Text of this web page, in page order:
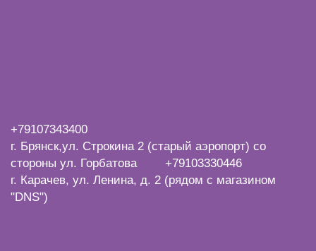
+79107343400
г. Брянск,ул. Строкина 2 (старый аэропорт) со
стороны ул. Горбатова +79103330446
г. Карачев, ул. Ленина, д. 2 (рядом с магазином
"DNS")